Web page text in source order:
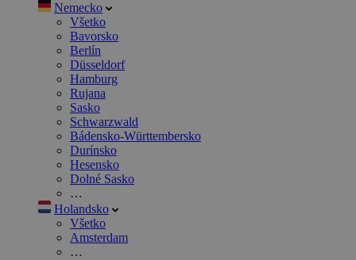
Nemecko
Všetko
Bavorsko
Berlín
Düsseldorf
Hamburg
Rujana
Sasko
Schwarzwald
Bádensko-Württembersko
Durínsko
Hesensko
Dolné Sasko
…
Holandsko
Všetko
Amsterdam
…